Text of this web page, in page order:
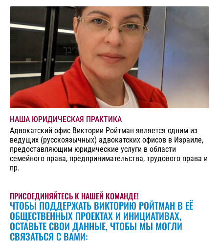
НАША ЮРИДИЧЕСКАЯ ПРАКТИКА
Адвокатский офис Виктории Ройтман является одним из
ведущих (русскоязычных) адвокатских офисов в Израиле,
предоставляющим юридические услуги в области
семейного права, предпринимательства, трудового права и
пр.
ПРИСОЕДИНЯЙТЕСЬ К НАШЕЙ КОМАНДЕ!
ЧТОБЫ ПОДДЕРЖАТЬ ВИКТОРИЮ РОЙТМАН В ЕЁ
ОБЩЕСТВЕННЫХ ПРОЕКТАХ И ИНИЦИАТИВАХ,
ОСТАВЬТЕ СВОИ ДАННЫЕ, ЧТОБЫ МЫ МОГЛИ
СВЯЗАТЬСЯ С ВАМИ: